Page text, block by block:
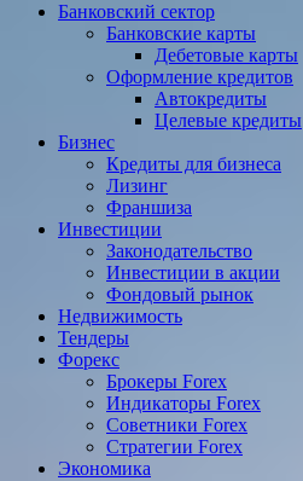
Банковский сектор
Банковские карты
Дебетовые карты
Оформление кредитов
Автокредиты
Целевые кредиты
Бизнес
Кредиты для бизнеса
Лизинг
Франшиза
Инвестиции
Законодательство
Инвестиции в акции
Фондовый рынок
Недвижимость
Тендеры
Форекс
Брокеры Forex
Индикаторы Forex
Советники Forex
Стратегии Forex
Экономика